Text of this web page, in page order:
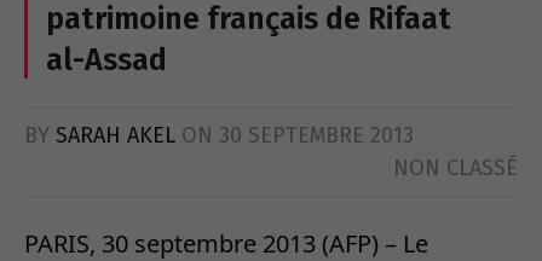
patrimoine français de Rifaat
al-Assad
BY SARAH AKEL ON 30 SEPTEMBRE 2013
NON CLASSÉ
PARIS, 30 septembre 2013 (AFP) – Le